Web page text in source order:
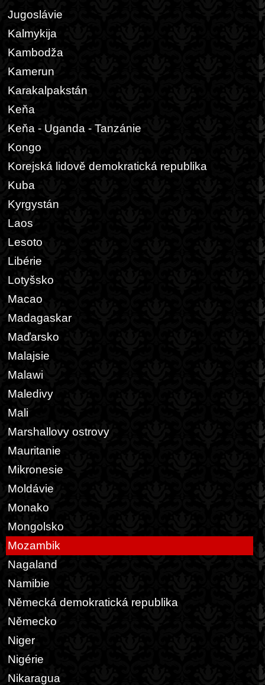
Jugoslávie
Kalmykija
Kambodža
Kamerun
Karakalpakstán
Keňa
Keňa - Uganda - Tanzánie
Kongo
Korejská lidově demokratická republika
Kuba
Kyrgystán
Laos
Lesoto
Libérie
Lotyšsko
Macao
Madagaskar
Maďarsko
Malajsie
Malawi
Maledivy
Mali
Marshallovy ostrovy
Mauritanie
Mikronesie
Moldávie
Monako
Mongolsko
Mozambik
Nagaland
Namibie
Německá demokratická republika
Německo
Niger
Nigérie
Nikaragua